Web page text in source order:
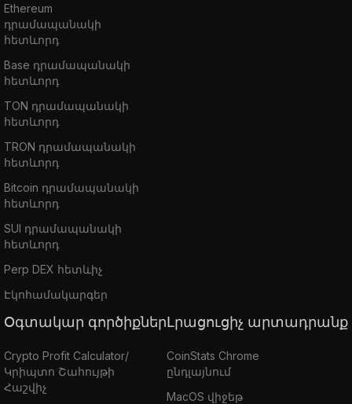
Ethereum
դրամապանակի
հետևորդ
Base դրամապանակի
հետևորդ
TON դրամապանակի
հետևորդ
TRON դրամապանակի
հետևորդ
Bitcoin դրամապանակի
հետևորդ
SUI դրամապանակի
հետևորդ
Perp DEX հետևիչ
Էկոհամակարգեր
Օգտակար գործիքներ
Crypto Profit Calculator/
Կրիպտո Շահույթի
Հաշվիչ
Լրացուցիչ արտադրանք
CoinStats Chrome
ընդլայնում
MacOS վիջեթ